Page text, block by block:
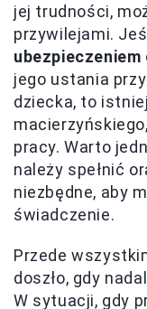
jej trudności,
przywilejami.
jego ustania
dziecka, to
pracy. Warto
należy spełnić
niezbędne, aby
świadczenie.
Przede
doszło, gdy
W sytuacji, gdy